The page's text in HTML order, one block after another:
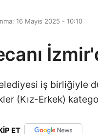
16 Mayıs 2025 - 10:10
iş birliğiyle
(Kız-Erkek)
ET